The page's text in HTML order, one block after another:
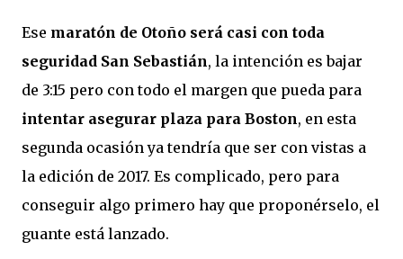
Ese maratón de Otoño será casi con toda
seguridad San Sebastián, la intención es bajar
de 3:15 pero con todo el margen que pueda para
intentar asegurar plaza para Boston, en esta
segunda ocasión ya tendría que ser con vistas a
la edición de 2017. Es complicado, pero para
conseguir algo primero hay que proponérselo, el
guante está lanzado.